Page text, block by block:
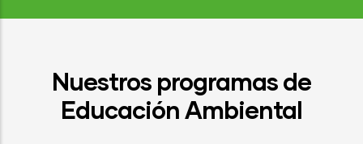
Nuestros programas de
Educación Ambiental